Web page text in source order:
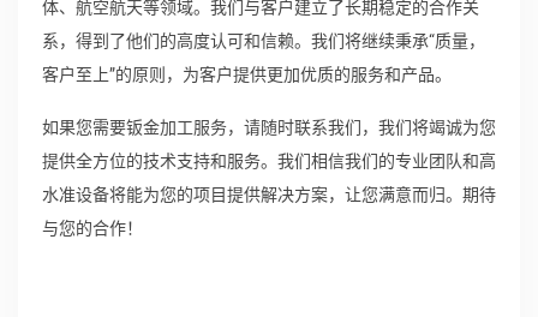
体、航空航天等领域。我们与客户建立了长期稳定的合作关
系，得到了他们的高度认可和信赖。我们将继续秉承“质量，
客户至上”的原则，为客户提供更加优质的服务和产品。
如果您需要钣金加工服务，请随时联系我们，我们将竭诚为您
提供全方位的技术支持和服务。我们相信我们的专业团队和高
水准设备将能为您的项目提供解决方案，让您满意而归。期待
与您的合作！